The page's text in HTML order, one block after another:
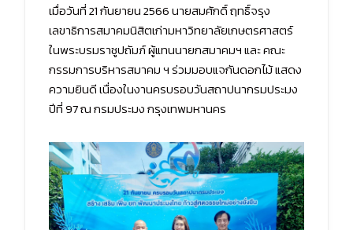
เมื่อวันที่ 21 กันยายน 2566 นายสมศักดิ์ ฤทธิ์จรุง
เลขาธิการสมาคมนิสิตเก่ามหาวิทยาลัยเกษตรศาสตร์
ในพระบรมราชูปถัมภ์ ผู้แทนนายกสมาคมฯ และ คณะ
กรรมการบริหารสมาคม ฯ ร่วมมอบแจกันดอกไม้ แสดง
ความยินดี เนื่องในงานครบรอบวันสถาปนากรมประมง
ปีที่ 97 ณ กรมประมง กรุงเทพมหานคร